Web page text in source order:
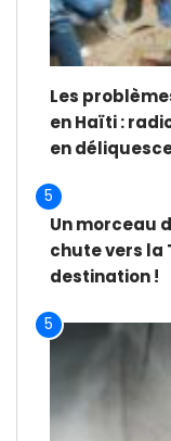
Les
en Haïti :
en
5
Un morceau
chute vers la
destination !
5